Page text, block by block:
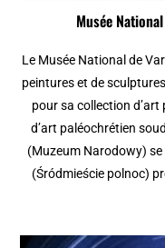
Musée
Le Musée National de
peintures et de
pour sa collection
d’art paléochrétien
(Muzeum Narodowy)
(Śródmieście polnoc)